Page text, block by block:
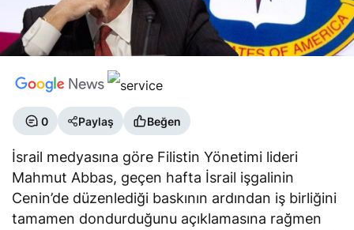
0 Paylaş Beğen
İsrail medyasına göre Filistin Yönetimi lideri
Mahmut Abbas, geçen hafta İsrail işgalinin
Cenin’de düzenlediği baskının ardından iş birliğini
tamamen dondurduğunu açıklamasına rağmen